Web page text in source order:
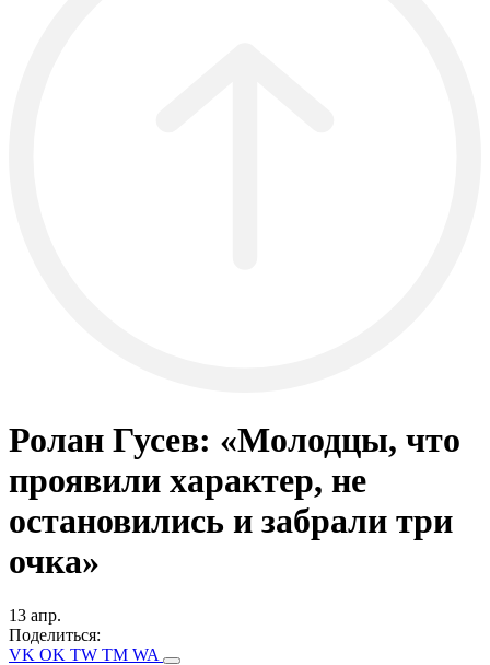
Ролан Гусев: «Молодцы, что
проявили характер, не
остановились и забрали три
очка»
13 апр.
Поделиться:
VK OK TW TM WA